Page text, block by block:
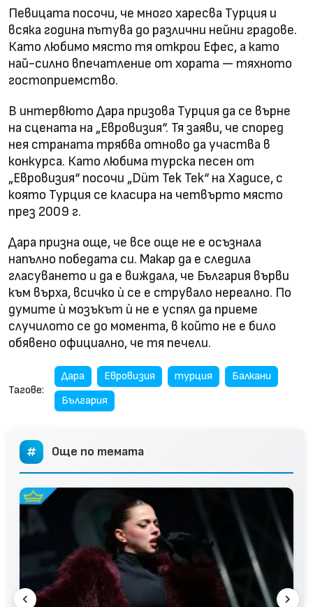
Певицата посочи, че много харесва Турция и
всяка година пътува до различни нейни градове.
Като любимо място тя открои Ефес, а като
най-силно впечатление от хората — тяхното
гостоприемство.
В интервюто Дара призова Турция да се върне
на сцената на „Евровизия“. Тя заяви, че според
нея страната трябва отново да участва в
конкурса. Като любима турска песен от
„Евровизия“ посочи „Düm Tek Tek“ на Хадисе, с
която Турция се класира на четвърто място
през 2009 г.
Дара призна още, че все още не е осъзнала
напълно победата си. Макар да е следила
гласуването и да е виждала, че България върви
към върха, всичко ѝ се е струвало нереално. По
думите ѝ мозъкът ѝ не е успял да приеме
случилото се до момента, в който не е било
обявено официално, че тя печели.
Тагове:
Дара Евровизия турция
Балкани
България
Още по темата